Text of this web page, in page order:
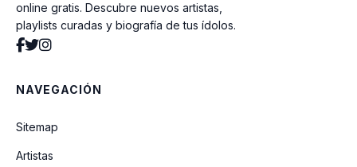
online gratis. Descubre nuevos artistas,
playlists curadas y biografía de tus ídolos.
NAVEGACIÓN
Sitemap
Artistas